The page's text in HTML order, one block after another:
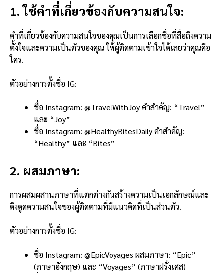
1. ใช้คำที่เกี่ยวข้องกับความสนใจ:
คำที่เกี่ยวข้องกับความสนใจของคุณเป็นการเลือกชื่อที่สื่อถึงความ
ตั้งใจและความเป็นตัวของคุณ ให้ผู้ติดตามเข้าใจได้เลยว่าคุณคือ
ใคร.
ตัวอย่างการตั้งชื่อ IG:
ชื่อ Instagram: @TravelWithJoy คำสำคัญ: “Travel”
และ “Joy”
ชื่อ Instagram: @HealthyBitesDaily คำสำคัญ:
“Healthy” และ “Bites”
2. ผสมภาษา:
การผสมผสานภาษาที่แตกต่างกันสร้างความเป็นเอกลักษณ์และ
ดึงดูดความสนใจของผู้ติดตามที่มีแนวคิดที่เป็นส่วนตัว.
ตัวอย่างการตั้งชื่อ IG:
ชื่อ Instagram: @EpicVoyages ผสมภาษา: “Epic”
(ภาษาอังกฤษ) และ “Voyages” (ภาษาฝรั่งเศส)